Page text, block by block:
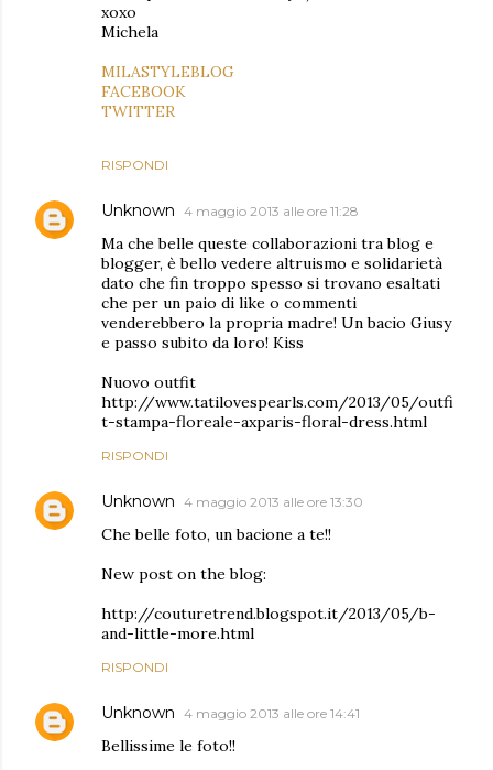
xoxo
Michela
MILASTYLEBLOG
FACEBOOK
TWITTER
RISPONDI
Unknown 4 maggio 2013 alle ore 11:28
Ma che belle queste collaborazioni tra blog e
blogger, è bello vedere altruismo e solidarietà
dato che fin troppo spesso si trovano esaltati
che per un paio di like o commenti
venderebbero la propria madre! Un bacio Giusy
e passo subito da loro! Kiss
Nuovo outfit
http://www.tatilovespearls.com/2013/05/outfi
t-stampa-floreale-axparis-floral-dress.html
RISPONDI
Unknown 4 maggio 2013 alle ore 13:30
Che belle foto, un bacione a te!!
New post on the blog:
http://couturetrend.blogspot.it/2013/05/b-
and-little-more.html
RISPONDI
Unknown 4 maggio 2013 alle ore 14:41
Bellissime le foto!!